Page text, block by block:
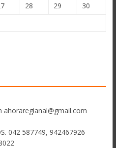
28 29
30
042 587749, 942467926